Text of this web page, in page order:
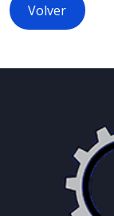
Volver